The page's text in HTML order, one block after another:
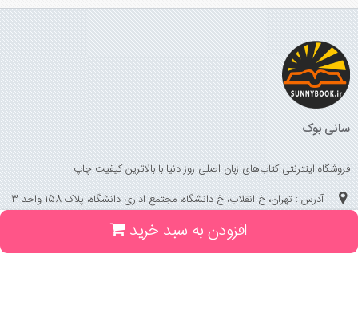
افزودن به سبد خرید
سانی بوک
فروشگاه اینترنتی کتاب‌های زبان اصلی روز دنیا با بالاترین کیفیت چاپ
آدرس : تهران، خ انقلاب، خ دانشگاه، مجتمع اداری دانشگاه، پلاک 158 واحد 3
تماس حاصل فرمایید)